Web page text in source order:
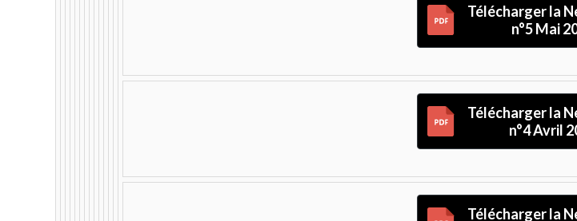
Télécharger la
n°5 Mai
Télécharger la
n°4 Avril
Télécharger la